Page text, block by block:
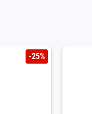
-25%